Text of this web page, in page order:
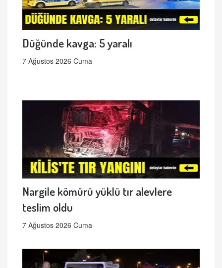
Düğünde kavga: 5 yaralı
7 Ağustos 2026 Cuma
Nargile kömürü yüklü tır alevlere
teslim oldu
7 Ağustos 2026 Cuma